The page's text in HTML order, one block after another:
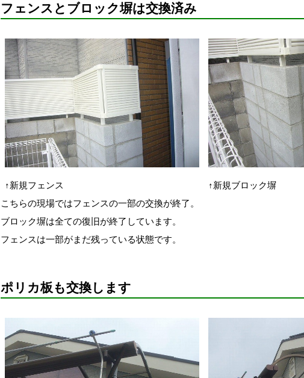
フェンスとブロック塀は交換済み
↑新規フェンス
↑新規ブロック塀
こちらの現場ではフェンスの一部の交換が終了。
ブロック塀は全ての復旧が終了しています。
フェンスは一部がまだ残っている状態です。
ポリカ板も交換します